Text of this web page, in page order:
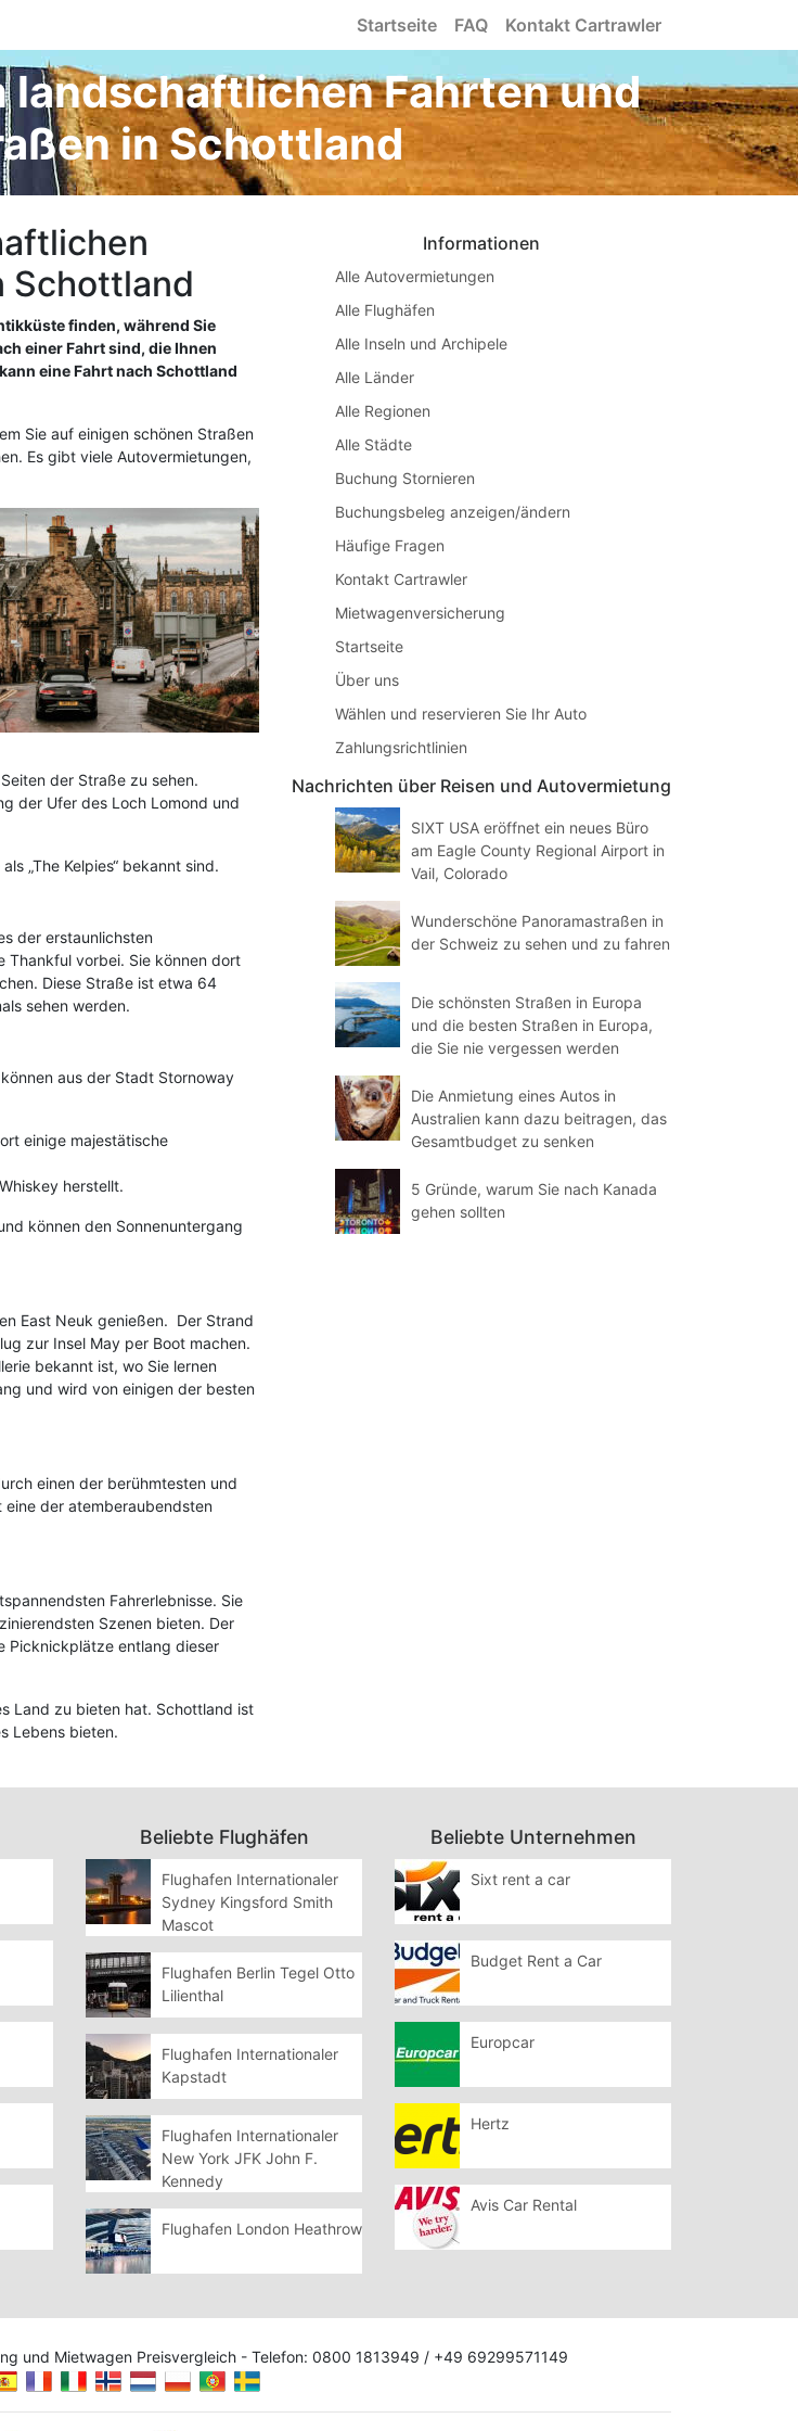
Startseite FAQ Kontakt Cartrawler
landschaftlichen Fahrten und
in Schottland
Schottland
finden, während Sie
einer Fahrt sind, die Ihnen
eine Fahrt nach Schottland
Sie auf einigen schönen Straßen
Es gibt viele Autovermietungen,
der Straße zu sehen.
der Ufer des Loch Lomond und
„The Kelpies“ bekannt sind.
der erstaunlichsten
Thankful vorbei. Sie können dort
Diese Straße ist etwa 64
sehen werden.
aus der Stadt Stornoway
einige majestätische
herstellt.
können den Sonnenuntergang
East Neuk genießen. Der Strand
zur Insel May per Boot machen.
bekannt ist, wo Sie lernen
und wird von einigen der besten
einen der berühmtesten und
eine der atemberaubendsten
Fahrerlebnisse. Sie
Szenen bieten. Der
Picknickplätze entlang dieser
Land zu bieten hat. Schottland ist
Lebens bieten.
Informationen
Alle Autovermietungen
Alle Flughäfen
Alle Inseln und Archipele
Alle Länder
Alle Regionen
Alle Städte
Buchung Stornieren
Buchungsbeleg anzeigen/ändern
Häufige Fragen
Kontakt Cartrawler
Mietwagenversicherung
Startseite
Über uns
Wählen und reservieren Sie Ihr Auto
Zahlungsrichtlinien
Nachrichten über Reisen und Autovermietung
SIXT USA eröffnet ein neues Büro
am Eagle County Regional Airport in
Vail, Colorado
Wunderschöne Panoramastraßen in
der Schweiz zu sehen und zu fahren
Die schönsten Straßen in Europa
und die besten Straßen in Europa,
die Sie nie vergessen werden
Die Anmietung eines Autos in
Australien kann dazu beitragen, das
Gesamtbudget zu senken
5 Gründe, warum Sie nach Kanada
gehen sollten
Beliebte Flughäfen
Flughafen Internationaler
Sydney Kingsford Smith
Mascot
Flughafen Berlin Tegel Otto
Lilienthal
Flughafen Internationaler
Kapstadt
Flughafen Internationaler
New York JFK John F.
Kennedy
Flughafen London Heathrow
Beliebte Unternehmen
Sixt rent a car
Budget Rent a Car
Europcar
Hertz
Avis Car Rental
und Mietwagen Preisvergleich - Telefon: 0800 1813949 / +49 69299571149